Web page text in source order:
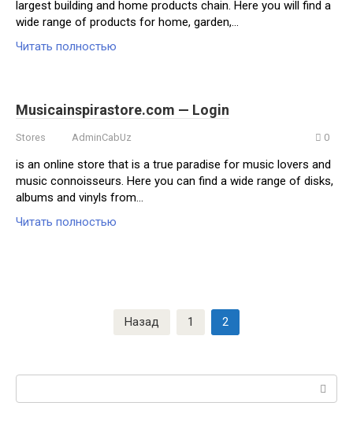
largest building and home products chain. Here you will find a
wide range of products for home, garden,…
Читать полностью
Musicainspirastore.com — Login
Stores AdminCabUz 0
is an online store that is a true paradise for music lovers and
music connoisseurs. Here you can find a wide range of disks,
albums and vinyls from…
Читать полностью
Назад 1 2